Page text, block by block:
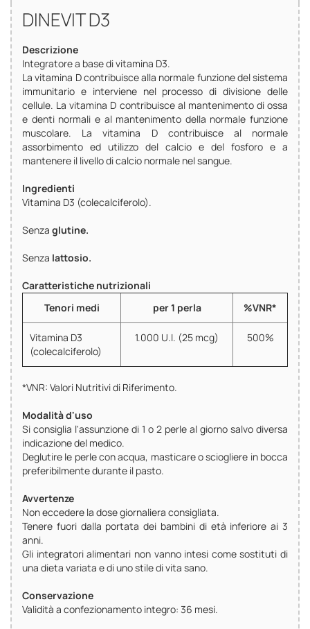
DINEVIT D3
Descrizione
Integratore a base di vitamina D3.
La vitamina D contribuisce alla normale funzione del sistema
immunitario e interviene nel processo di divisione delle
cellule. La vitamina D contribuisce al mantenimento di ossa
e denti normali e al mantenimento della normale funzione
muscolare. La vitamina D contribuisce al normale
assorbimento ed utilizzo del calcio e del fosforo e a
mantenere il livello di calcio normale nel sangue.
Ingredienti
Vitamina D3 (colecalciferolo).
Senza glutine.
Senza lattosio.
Caratteristiche nutrizionali
Tenori medi
per 1 perla %VNR*
Vitamina D3
(colecalciferolo)
1.000 U.I. (25 mcg) 500%
*VNR: Valori Nutritivi di Riferimento.
Modalità d'uso
Si consiglia l'assunzione di 1 o 2 perle al giorno salvo diversa
indicazione del medico.
Deglutire le perle con acqua, masticare o sciogliere in bocca
preferibilmente durante il pasto.
Avvertenze
Non eccedere la dose giornaliera consigliata.
Tenere fuori dalla portata dei bambini di età inferiore ai 3
anni.
Gli integratori alimentari non vanno intesi come sostituti di
una dieta variata e di uno stile di vita sano.
Conservazione
Validità a confezionamento integro: 36 mesi.